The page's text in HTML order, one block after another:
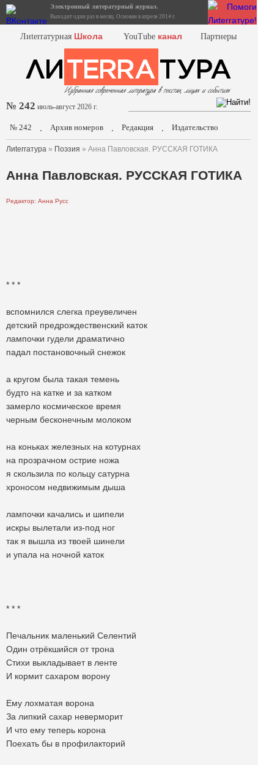
Электронный литературный журнал.
Выходит один раз в месяц. Основан в апреле 2014 г.
Лиterraтурная Школа YouTube канал Партнеры
№ 242 июль-август 2026 г.
№ 242 . Архив номеров . Редакция . Издательство
Лиterraтура » Поэзия » Анна Павловская. РУССКАЯ ГОТИКА
Анна Павловская. РУССКАЯ ГОТИКА
Редактор: Анна Русс
* * *
вспомнился слегка преувеличен
детский предрождественский каток
лампочки гудели драматично
падал постановочный снежок
а кругом была такая темень
будто на катке и за катком
замерло космическое время
черным бесконечным молоком
на коньках железных на котурнах
на прозрачном острие ножа
я скользила по кольцу сатурна
хроносом недвижимым дыша
лампочки качались и шипели
искры вылетали из-под ног
так я вышла из твоей шинели
и упала на ночной каток
* * *
Печальник маленький Селентий
Один отрёкшийся от трона
Стихи выкладывает в ленте
И кормит сахаром ворону
Ему лохматая ворона
За липкий сахар неверморит
И что ему теперь корона
Поехать бы в профилакторий